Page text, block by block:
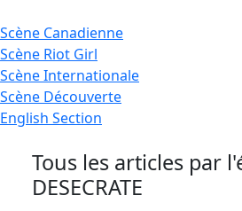
Scène Canadienne
Scène Riot Girl
ScèneInternationale
Scène Découverte
English Section
Tous les articles par
DESECRATE